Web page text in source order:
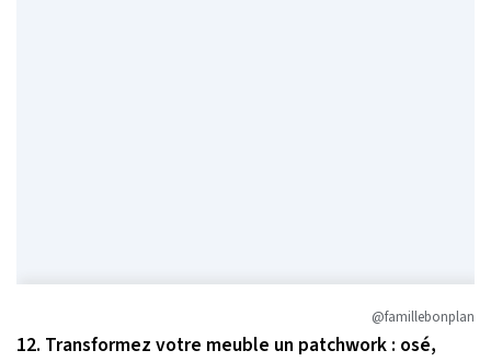
@famillebonplan
12. Transformez votre meuble un patchwork : osé,